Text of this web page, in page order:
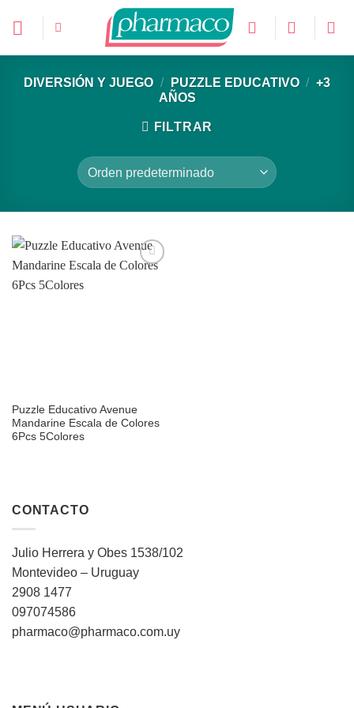
DIVERSIÓN Y JUEGO / PUZZLE EDUCATIVO / +3
AÑOS
FILTRAR
Puzzle Educativo Avenue
Mandarine Escala de Colores
6Pcs 5Colores
CONTACTO
Julio Herrera y Obes 1538/102
Montevideo – Uruguay
2908 1477
097074586
pharmaco@pharmaco.com.uy